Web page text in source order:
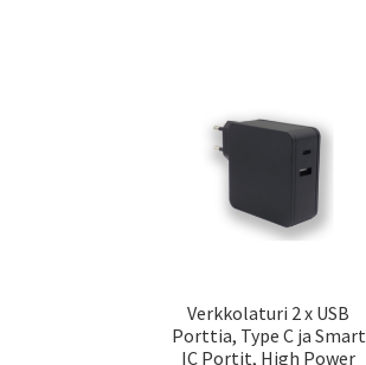
Verkkolaturi 2 x USB
Porttia, Type C ja Smart
IC Portit, High Power